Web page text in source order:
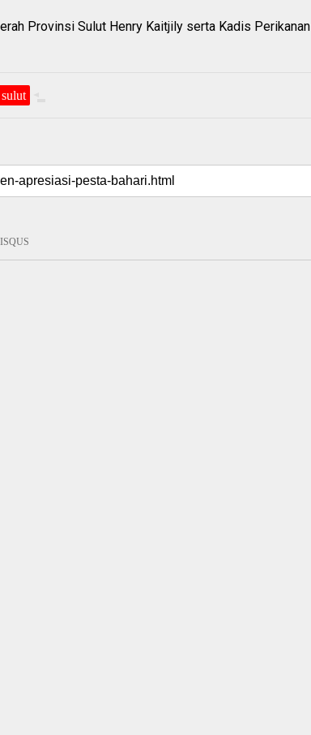
Provinsi Sulut Henry Kaitjily serta Kadis Perikanan
sulut